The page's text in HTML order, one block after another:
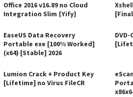
Office 2016 v16.89 no Cloud
Integration Slim {Yify}
EaseUS Data Recovery
Portable exe [100% Worked]
(x64) [Stable] 2026
Lumion Crack + Product Key
[Lifetime] no Virus FileCR